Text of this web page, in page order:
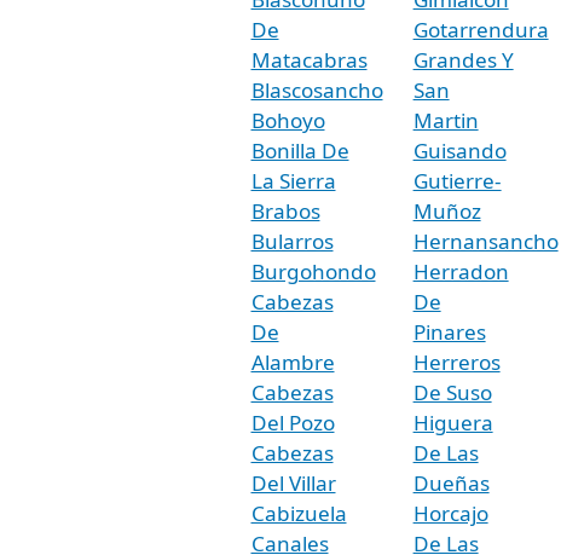
De
Matacabras
Blascosancho
Bohoyo
Bonilla De
La Sierra
Brabos
Bularros
Burgohondo
Cabezas
De
Alambre
Cabezas
Del Pozo
Cabezas
Del Villar
Cabizuela
Canales
Gotarrendura
Grandes Y
San
Martin
Guisando
Gutierre-
Muñoz
Hernansancho
Herradon
De
Pinares
Herreros
De Suso
Higuera
De Las
Dueñas
Horcajo
De Las